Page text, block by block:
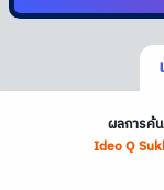
ผลการค้น
Ideo Q